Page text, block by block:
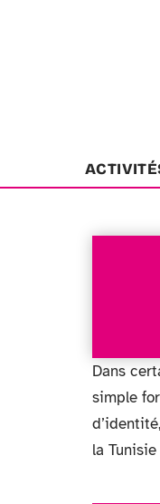
Dans
simple
la